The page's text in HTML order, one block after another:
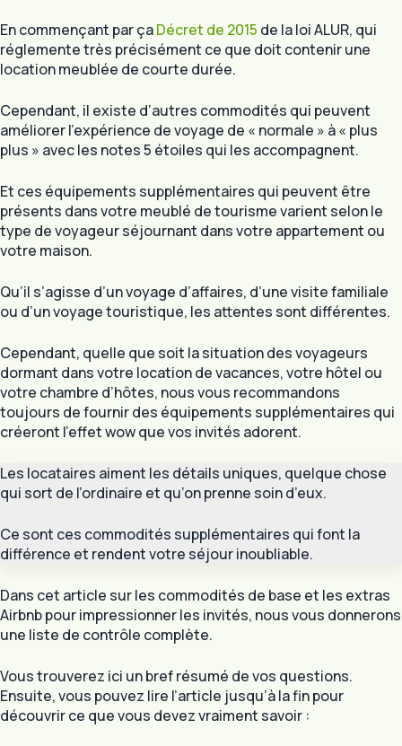
En commençant par çaDécret de 2015 de la loi ALUR, qui
réglemente très précisément ce que doit contenir une
location meublée de courte durée.
Cependant, il existe d’autres commodités qui peuvent
améliorer l’expérience de voyage de « normale » à « plus
plus » avec les notes 5 étoiles qui les accompagnent.
Et ces équipements supplémentaires qui peuvent être
présents dans votre meublé de tourisme varient selon le
type de voyageur séjournant dans votre appartement ou
votre maison.
Qu’il s’agisse d’un voyage d’affaires, d’une visite familiale
ou d’un voyage touristique, les attentes sont différentes.
Cependant, quelle que soit la situation des voyageurs
dormant dans votre location de vacances, votre hôtel ou
votre chambre d’hôtes, nous vous recommandons
toujours de fournir des équipements supplémentaires qui
créeront l’effet wow que vos invités adorent.
Les locataires aiment les détails uniques, quelque chose
qui sort de l’ordinaire et qu’on prenne soin d’eux.
Ce sont ces commodités supplémentaires qui font la
différence et rendent votre séjour inoubliable.
Dans cet article sur les commodités de base et les extras
Airbnb pour impressionner les invités, nous vous donnerons
une liste de contrôle complète.
Vous trouverez ici un bref résumé de vos questions.
Ensuite, vous pouvez lire l’article jusqu’à la fin pour
découvrir ce que vous devez vraiment savoir :